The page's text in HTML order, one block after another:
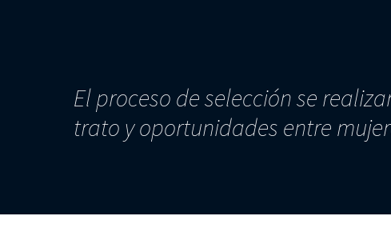
El proceso de selección se
trato y oportunidades entre